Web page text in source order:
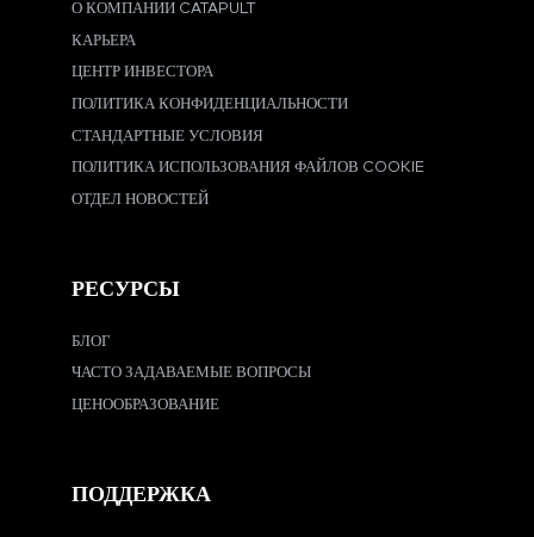
О КОМПАНИИ CATAPULT
КАРЬЕРА
ЦЕНТР ИНВЕСТОРА
ПОЛИТИКА КОНФИДЕНЦИАЛЬНОСТИ
СТАНДАРТНЫЕ УСЛОВИЯ
ПОЛИТИКА ИСПОЛЬЗОВАНИЯ ФАЙЛОВ COOKIE
ОТДЕЛ НОВОСТЕЙ
РЕСУРСЫ
БЛОГ
ЧАСТО ЗАДАВАЕМЫЕ ВОПРОСЫ
ЦЕНООБРАЗОВАНИЕ
ПОДДЕРЖКА